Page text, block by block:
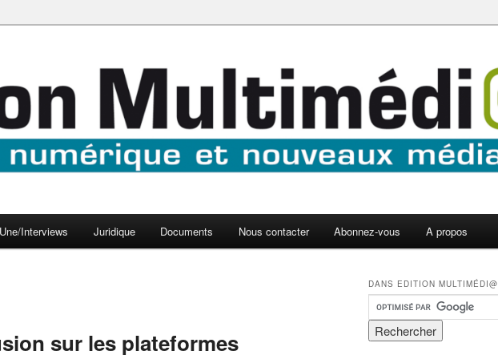
Une/Interviews Juridique Documents Nous contacter Abonnez-vous A propos
sur les plateformes
DANS EDITION MULTIMÉDI@